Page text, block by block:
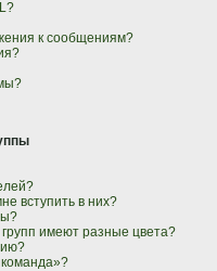
к сообщениям?
вступить в них?
имеют разные цвета?